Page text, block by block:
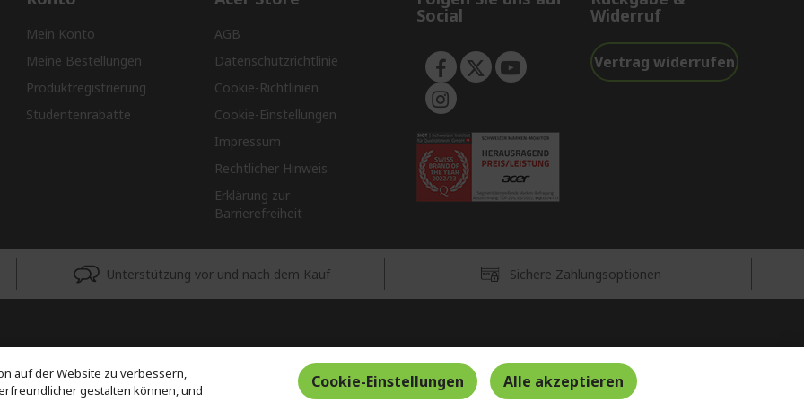
Mein Konto
Meine Bestellungen
Produktregistrierung
Studentenrabatte
AGB
Datenschutzrichtlinie
Cookie-Richtlinien
Cookie-Einstellungen
Impressum
Rechtlicher Hinweis
Erklärung zur
Barrierefreiheit
Social Widerruf
Vertrag widerrufen
Unterstützung vor und nach dem Kauf Sichere Zahlungsoptionen
Schweiz
auf der Website zu verbessern,
gestalten können, und
Cookie-Einstellungen Alle akzeptieren